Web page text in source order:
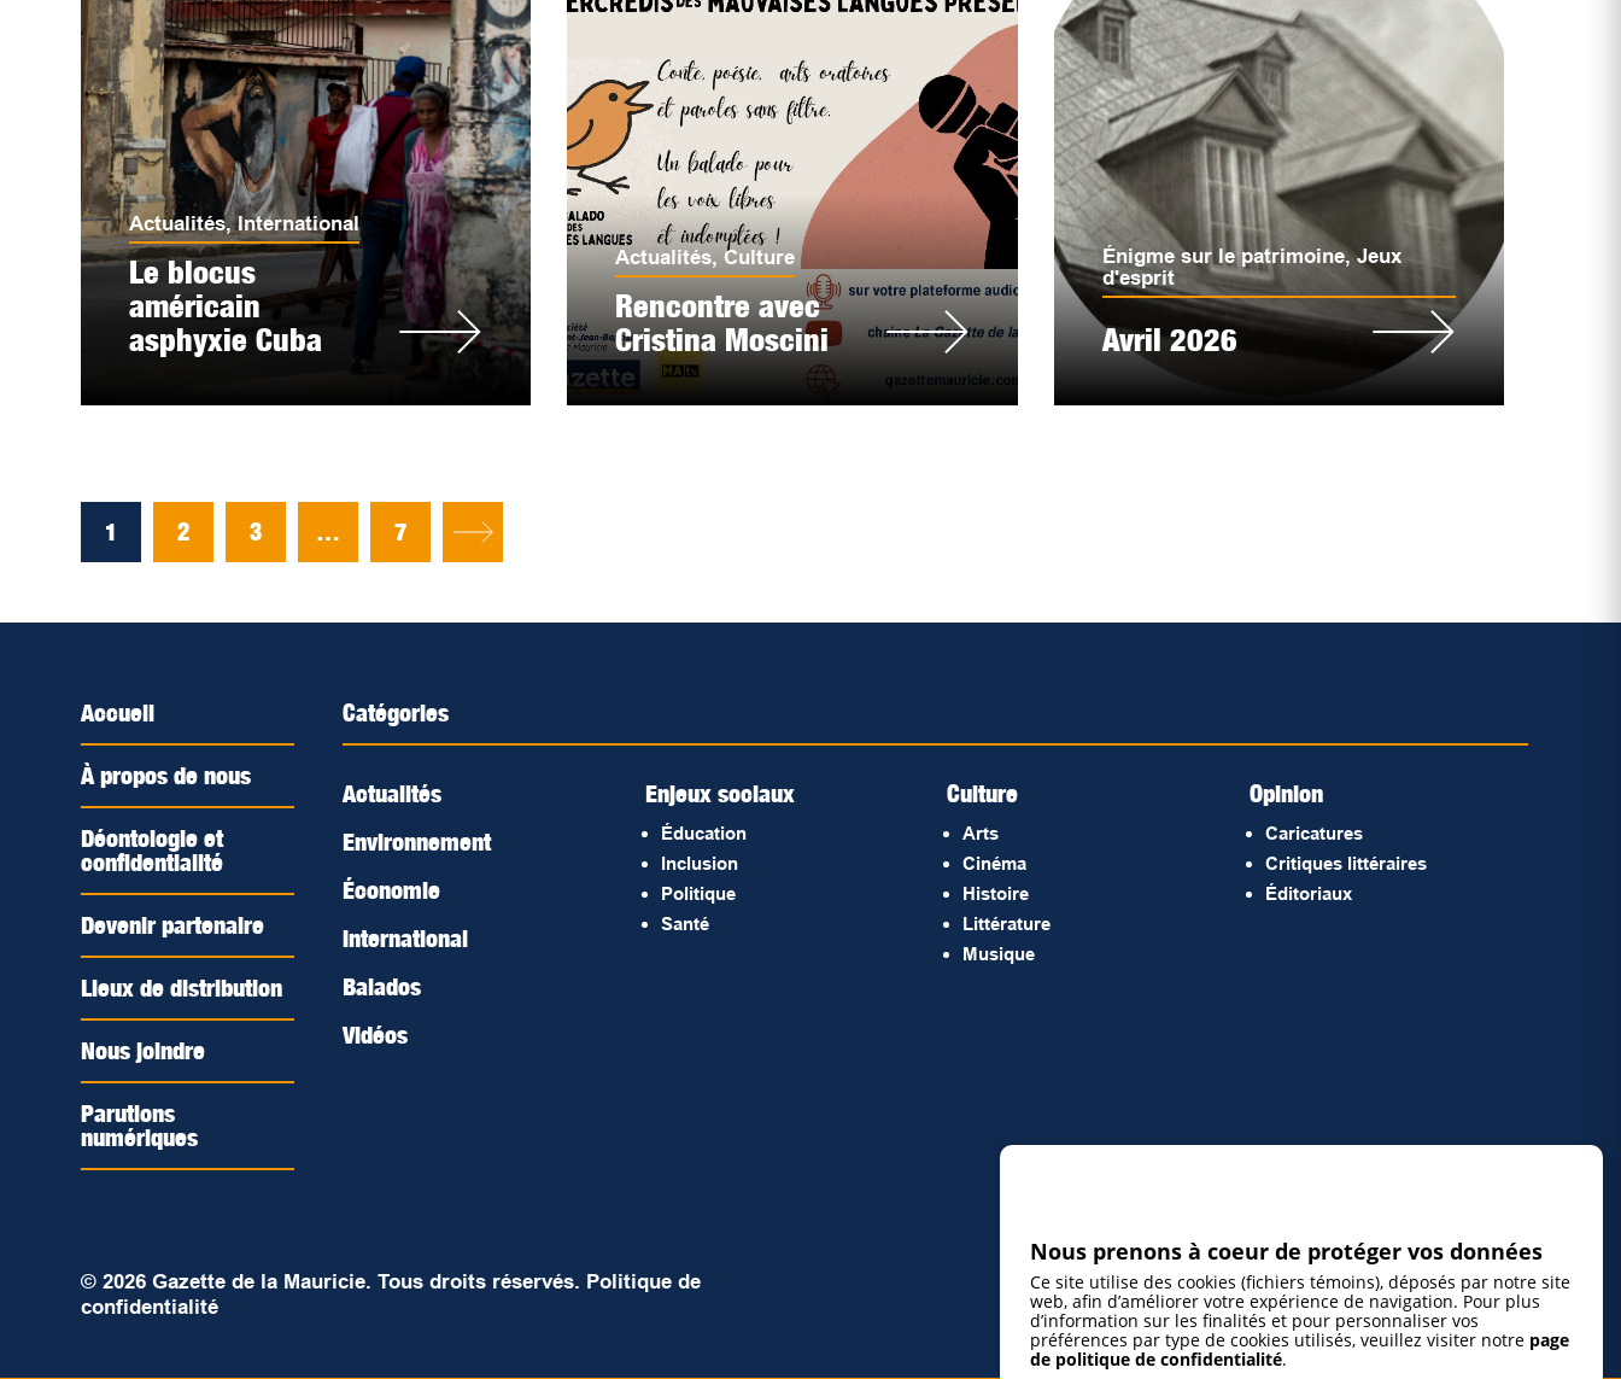
Actualités,International
Le blocus
américain
asphyxie Cuba
Actualités, Culture
Rencontre avec
Cristina Moscini
Énigme sur le patrimoine,Jeux
d'esprit
Avril 2026
1 2 3 … 7
Accueil
À propos de nous
Déontologie et
confidentialité
Devenir partenaire
Lieux de distribution
Nous joindre
Parutions
numériques
Catégories
Actualités
Environnement
Économie
International
Balados
Vidéos
Enjeux sociaux
Éducation
Inclusion
Politique
Santé
Culture
Arts
Cinéma
Histoire
Littérature
Musique
Opinion
Caricatures
Critiques littéraires
Éditoriaux
© 2026 Gazette de la Mauricie. Tous droits réservés. Politique de
confidentialité
Nous prenons à coeur de protéger vos données
Ce site utilise des cookies (fichiers témoins), déposés par notre site
web, afin d’améliorer votre expérience de navigation. Pour plus
d’information sur les finalités et pour personnaliser vos
préférences par type de cookies utilisés, veuillez visiter notre page
de politique de confidentialité.